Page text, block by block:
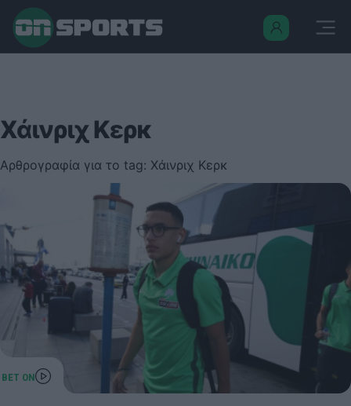
Χάινριχ Κερκ
Αρθρογραφία για το tag: Χάινριχ Κερκ